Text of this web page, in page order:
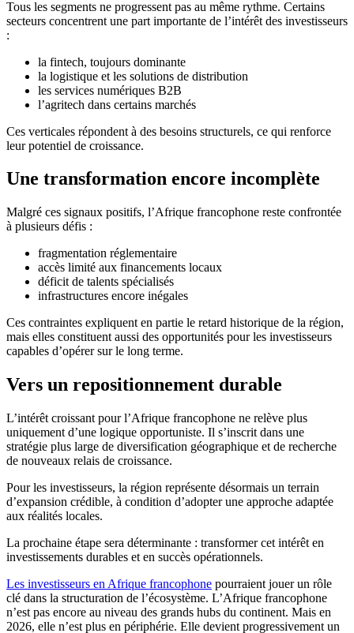
Tous les segments ne progressent pas au même rythme. Certains
secteurs concentrent une part importante de l’intérêt des investisseurs
:
la fintech, toujours dominante
la logistique et les solutions de distribution
les services numériques B2B
l’agritech dans certains marchés
Ces verticales répondent à des besoins structurels, ce qui renforce
leur potentiel de croissance.
Une transformation encore incomplète
Malgré ces signaux positifs, l’Afrique francophone reste confrontée
à plusieurs défis :
fragmentation réglementaire
accès limité aux financements locaux
déficit de talents spécialisés
infrastructures encore inégales
Ces contraintes expliquent en partie le retard historique de la région,
mais elles constituent aussi des opportunités pour les investisseurs
capables d’opérer sur le long terme.
Vers un repositionnement durable
L’intérêt croissant pour l’Afrique francophone ne relève plus
uniquement d’une logique opportuniste. Il s’inscrit dans une
stratégie plus large de diversification géographique et de recherche
de nouveaux relais de croissance.
Pour les investisseurs, la région représente désormais un terrain
d’expansion crédible, à condition d’adopter une approche adaptée
aux réalités locales.
La prochaine étape sera déterminante : transformer cet intérêt en
investissements durables et en succès opérationnels.
Les investisseurs en Afrique francophone pourraient jouer un rôle
clé dans la structuration de l’écosystème. L’Afrique francophone
n’est pas encore au niveau des grands hubs du continent. Mais en
2026, elle n’est plus en périphérie. Elle devient progressivement un